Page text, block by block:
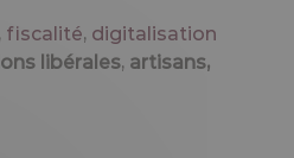
, fiscalité, digitalisation
libérales, artisans,